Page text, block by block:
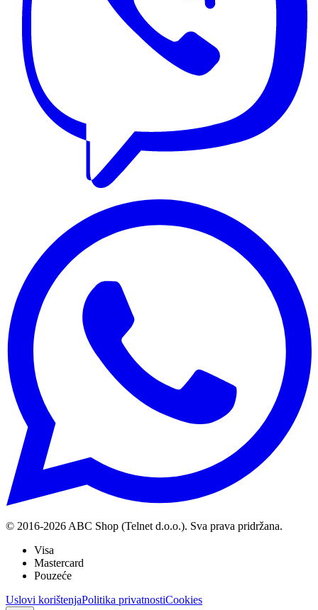
© 2016-2026 ABC Shop (Telnet d.o.o.). Sva prava pridržana.
Visa
Mastercard
Pouzeće
Uslovi korištenjaPolitika privatnostiCookies